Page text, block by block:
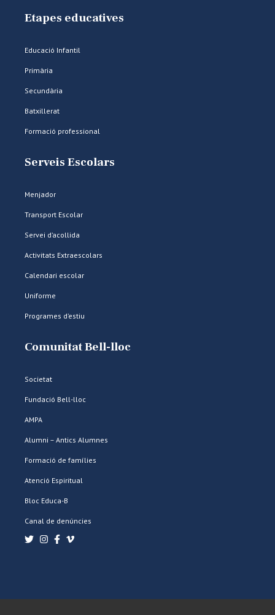
Etapes educatives
Educació Infantil
Primària
Secundària
Batxillerat
Formació professional
Serveis Escolars
Menjador
Transport Escolar
Servei d’acollida
Activitats Extraescolars
Calendari escolar
Uniforme
Programes d’estiu
Comunitat Bell-lloc
Societat
Fundació Bell-lloc
AMPA
Alumni – Antics Alumnes
Formació de famílies
Atenció Espiritual
Bloc Educa-B
Canal de denúncies